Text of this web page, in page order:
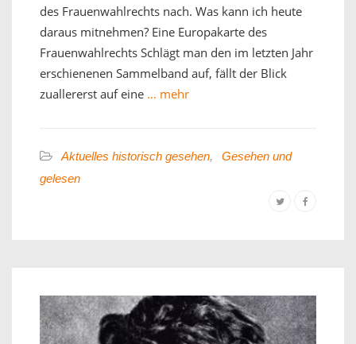
des Frauenwahlrechts nach. Was kann ich heute
daraus mitnehmen? Eine Europakarte des
Frauenwahlrechts Schlägt man den im letzten Jahr
erschienenen Sammelband auf, fällt der Blick
zuallererst auf eine … mehr
Aktuelles historisch gesehen,
Gesehen und
gelesen